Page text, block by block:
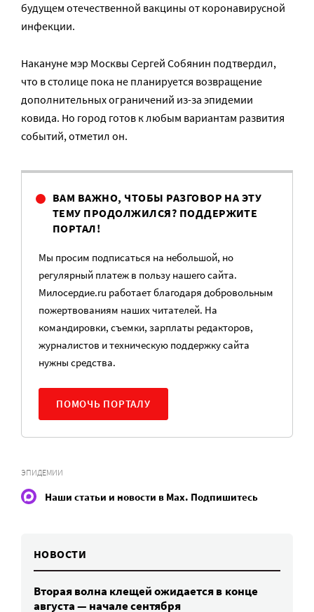
будущем отечественной вакцины от коронавирусной
инфекции.
Накануне мэр Москвы Сергей Собянин подтвердил,
что в столице пока не планируется возвращение
дополнительных ограничений из-за эпидемии
ковида. Но город готов к любым вариантам развития
событий, отметил он.
ВАМ ВАЖНО, ЧТОБЫ РАЗГОВОР НА ЭТУ
ТЕМУ ПРОДОЛЖИЛСЯ? ПОДДЕРЖИТЕ
ПОРТАЛ!
Мы просим подписаться на небольшой, но
регулярный платеж в пользу нашего сайта.
Милосердие.ru работает благодаря добровольным
пожертвованиям наших читателей. На
командировки, съемки, зарплаты редакторов,
журналистов и техническую поддержку сайта
нужны средства.
ПОМОЧЬ ПОРТАЛУ
ЭПИДЕМИИ
Наши статьи и новости в Max. Подпишитесь
НОВОСТИ
Вторая волна клещей ожидается в конце
августа — начале сентября